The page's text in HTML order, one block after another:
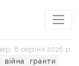
війна
гранти
6 серпня 2026 р.